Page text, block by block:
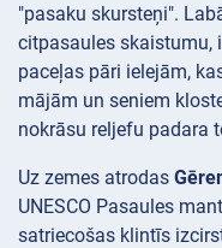
"pasaku skursteņi".
citpasaules skaistumu,
paceļas pāri ielejām,
mājām un seniem
nokrāsu reljefu padara
Uz zemes atrodas
UNESCO Pasaules
satriecošas klintīs